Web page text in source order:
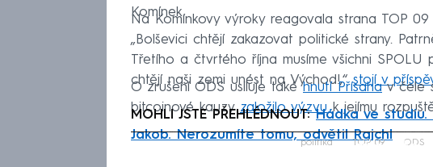
Komínek.
Na Komínkovy výroky reagovala strana TOP
„Bolševici chtějí zakazovat politické strany.
Třetího a čtvrtého října musíme všichni
chtějí naši zemi unést na Východ!,“stojí v
O zrušení ODS usiluje takéhnutí Přísahav čele
bitcoinové kauzyzaložilo výzvu k jejímu
MOHLI JSTE PŘEHLÉDNOUT:Hádka ve
Jakob. Nerozumíte tomu, odvětil Rajchl
Failed to
politika TOP 09 ODS